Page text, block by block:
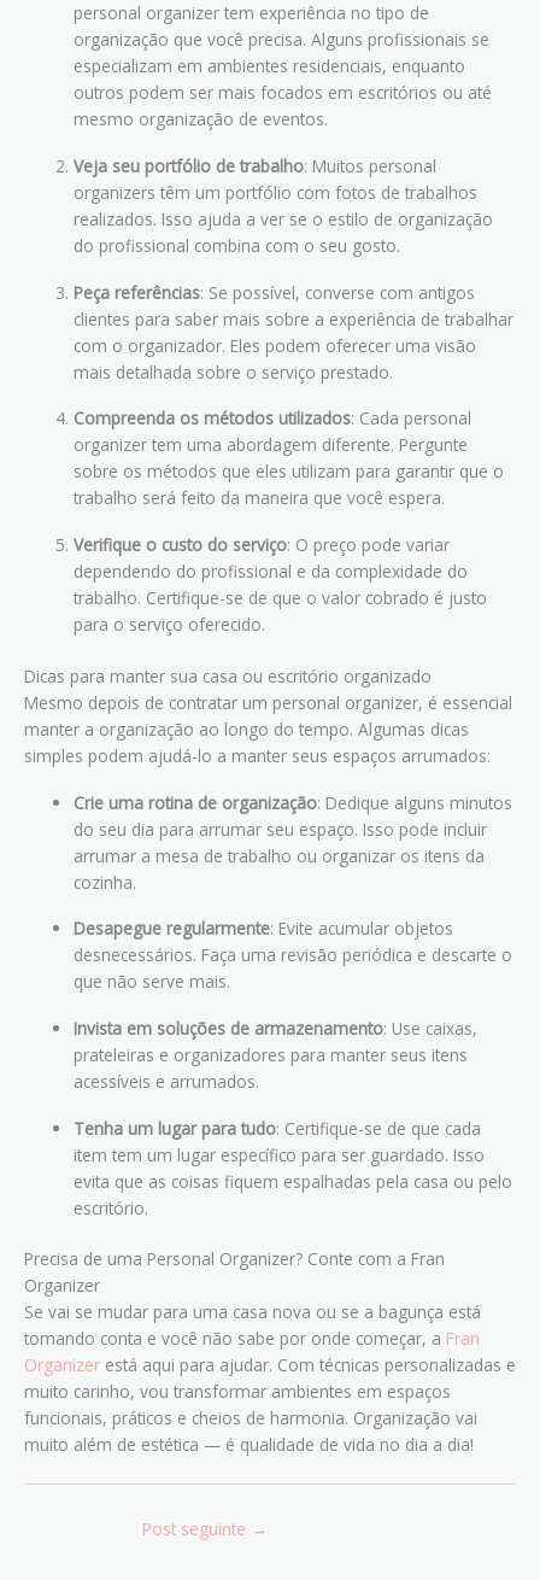
personal organizer tem experiência no tipo de
organização que você precisa. Alguns profissionais se
especializam em ambientes residenciais, enquanto
outros podem ser mais focados em escritórios ou até
mesmo organização de eventos.
Veja seu portfólio de trabalho: Muitos personal
organizers têm um portfólio com fotos de trabalhos
realizados. Isso ajuda a ver se o estilo de organização
do profissional combina com o seu gosto.
Peça referências: Se possível, converse com antigos
clientes para saber mais sobre a experiência de trabalhar
com o organizador. Eles podem oferecer uma visão
mais detalhada sobre o serviço prestado.
Compreenda os métodos utilizados: Cada personal
organizer tem uma abordagem diferente. Pergunte
sobre os métodos que eles utilizam para garantir que o
trabalho será feito da maneira que você espera.
Verifique o custo do serviço: O preço pode variar
dependendo do profissional e da complexidade do
trabalho. Certifique-se de que o valor cobrado é justo
para o serviço oferecido.
Dicas para manter sua casa ou escritório organizado
Mesmo depois de contratar um personal organizer, é essencial
manter a organização ao longo do tempo. Algumas dicas
simples podem ajudá-lo a manter seus espaços arrumados:
Crie uma rotina de organização: Dedique alguns minutos
do seu dia para arrumar seu espaço. Isso pode incluir
arrumar a mesa de trabalho ou organizar os itens da
cozinha.
Desapegue regularmente: Evite acumular objetos
desnecessários. Faça uma revisão periódica e descarte o
que não serve mais.
Invista em soluções de armazenamento: Use caixas,
prateleiras e organizadores para manter seus itens
acessíveis e arrumados.
Tenha um lugar para tudo: Certifique-se de que cada
item tem um lugar específico para ser guardado. Isso
evita que as coisas fiquem espalhadas pela casa ou pelo
escritório.
Precisa de uma Personal Organizer? Conte com a Fran
Organizer
Se vai se mudar para uma casa nova ou se a bagunça está
tomando conta e você não sabe por onde começar, a Fran
Organizer está aqui para ajudar. Com técnicas personalizadas e
muito carinho, vou transformar ambientes em espaços
funcionais, práticos e cheios de harmonia. Organização vai
muito além de estética — é qualidade de vida no dia a dia!
Post seguinte →